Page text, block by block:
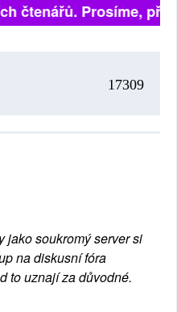
Prosíme,
17309
jako soukromý server si
na diskusní fóra
to uznají za důvodné.